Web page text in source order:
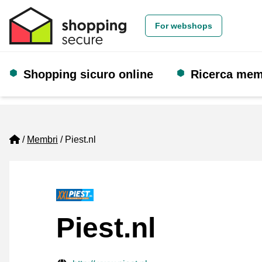
For webshops
Shopping sicuro online Ricerca
Home
Membri Piest.nl
Piest.nl